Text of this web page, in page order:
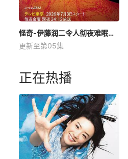
怪奇-伊藤润二令人彻夜难眠的奇异故事－
更新至第05集
正在热播